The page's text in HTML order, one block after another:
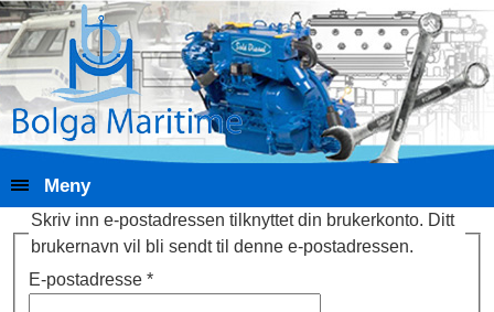
Meny
Skriv inn e-postadressen tilknyttet din brukerkonto. Ditt
brukernavn vil bli sendt til denne e-postadressen.
E-postadresse *